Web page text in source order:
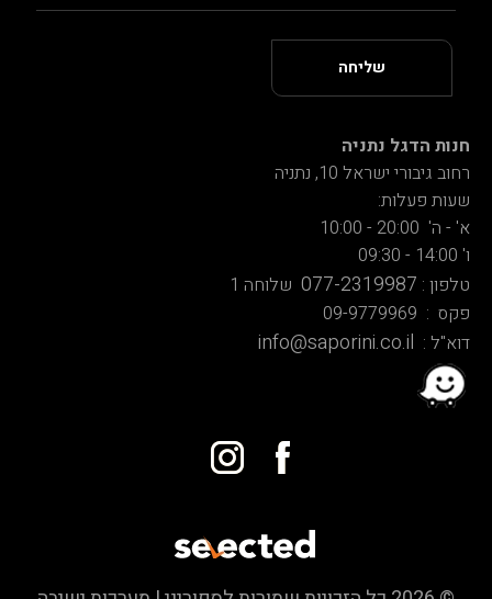
חנות הדגל נתניה
רחוב גיבורי ישראל 10, נתניה
שעות פעלות:
א' - ה' 20:00 - 10:00
ו' 14:00 - 09:30
טלפון : 077-2319987 שלוחה 1
פקס : 09-9779969
דוא"ל : info@saporini.co.il